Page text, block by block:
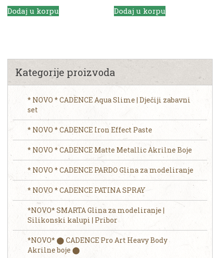
Dodaj u korpu Dodaj u korpu
Kategorije proizvoda
* NOVO * CADENCE Aqua Slime | Dječiji zabavni
set
* NOVO * CADENCE Iron Effect Paste
* NOVO * CADENCE Matte Metallic Akrilne Boje
* NOVO * CADENCE PARDO Glina za modeliranje
* NOVO * CADENCE PATINA SPRAY
*NOVO* SMARTA Glina za modeliranje |
Silikonski kalupi | Pribor
*NOVO* ⬤ CADENCE Pro Art Heavy Body
Akrilne boje ⬤